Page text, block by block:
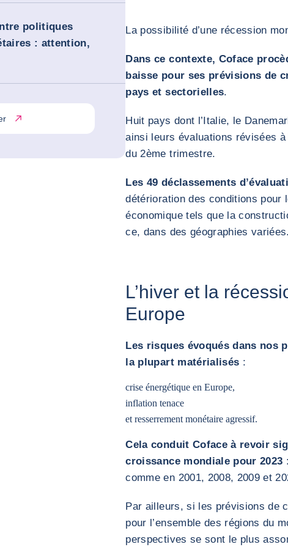
politiques
: attention,
La possibilité d’une récession
Dans ce contexte, Coface
baisse pour ses prévisions de
pays et sectorielles.
Huit pays dont l’Italie, le
ainsi leurs évaluations révisées
du 2ème trimestre.
Les 49 déclassements
détérioration des conditions
économique tels que la
ce, dans des géographies variées.
L’hiver et la
Europe
Les risques évoqués dans nos
la plupart matérialisés :
crise énergétique en Europe,
inflation tenace
et resserrement monétaire agressif.
Cela conduit Coface à revoir
croissance mondiale pour 2023
comme en 2001, 2008, 2009 et
Par ailleurs, si les prévisions de
pour l’ensemble des régions du
perspectives se sont le plus